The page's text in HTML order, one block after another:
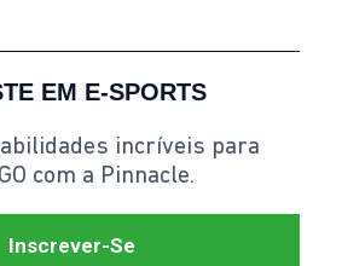
EM E-SPORTS
incríveis para
com a Pinnacle.
Inscrever-Se